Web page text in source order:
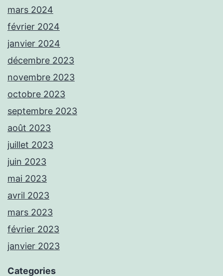
mars 2024
février 2024
janvier 2024
décembre 2023
novembre 2023
octobre 2023
septembre 2023
août 2023
juillet 2023
juin 2023
mai 2023
avril 2023
mars 2023
février 2023
janvier 2023
Categories